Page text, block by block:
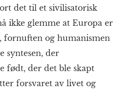
det til et sivilisatorisk
ikke glemme at Europa er
fornuften og humanismen
syntesen, der
født, der det ble skapt
forsvaret av livet og